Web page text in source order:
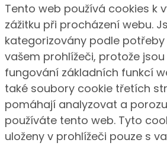
Tento web používá cookies k
zážitku při procházení webu.
kategorizovány podle potřeby
vašem prohlížeči, protože
fungování základních funkcí
také soubory cookie třetích
pomáhají analyzovat a
používáte tento web. Tyto
uloženy v prohlížeči pouze s